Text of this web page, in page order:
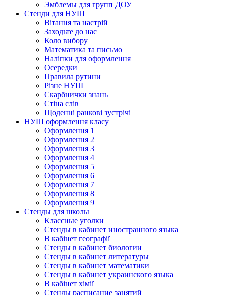
Эмблемы для групп ДОУ
Стенди для НУШ
Вітання та настрій
Заходьте до нас
Коло вибору
Математика та письмо
Наліпки для оформлення
Осередки
Правила рутини
Різне НУШ
Скарбнички знань
Стіна слів
Щоденні ранкові зустрічі
НУШ оформлення класу
Оформлення 1
Оформлення 2
Оформлення 3
Оформлення 4
Оформлення 5
Оформлення 6
Оформлення 7
Оформлення 8
Оформлення 9
Стенды для школы
Классные уголки
Стенды в кабинет иностранного языка
В кабінет географії
Стенды в кабинет биологии
Стенды в кабинет литературы
Стенды в кабинет математики
Стенды в кабинет украинского языка
В кабінет хімії
Стенды расписание занятий